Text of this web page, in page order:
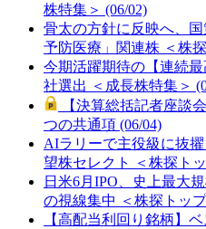
株特集＞ (06/02)
骨太の方針に反映へ、
予防医療」関連株 ＜株
今期活躍期待の【連続
社選出 ＜成長株特集＞
【決算総括記者座談
つの共通項 (06/04)
AIラリーで主役級に抜
望株セレクト ＜株探ト
日米6月IPO、史上最大
の視線集中 ＜株探トッ
【高配当利回り銘柄】